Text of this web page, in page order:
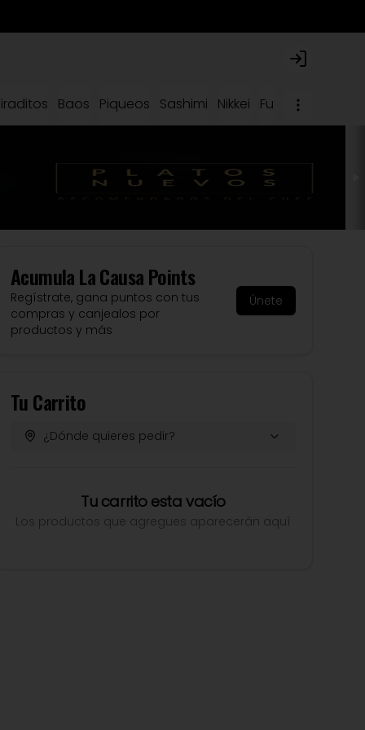
Login
Baos Piqueos Sashimi Nikkei Fuertes
AcumulaLa Causa Points
Regístrate, gana puntos con tus
compras y canjealos por
productos y más
Únete
Tu Carrito
¿Dónde quieres pedir?
Tu carrito esta vacío
Los productos que agregues aparecerán aquí